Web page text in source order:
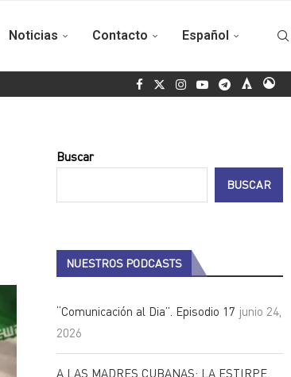
los jóvenes Operación Cuba Va: cien años, cien
Noticias Contacto Español
Buscar
BUSCAR
NUESTROS PODCASTS
“Comunicación al Dia”. Episodio 17 junio 24,
2026
A LAS MADRES CUBANAS: LA ESTIRPE